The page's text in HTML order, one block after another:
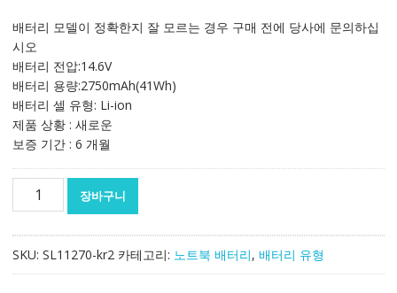
격:
격:
배터리 모델이 정확한지 잘 모르는 경우 구매 전에 당사에 문의하십
시오
배터리 전압:14.6V
배터리 용량:2750mAh(41Wh)
배터리 셀 유형: Li-ion
제품 상황 : 새로운
보증 기간 : 6 개월
터
장바구니
SKU: SL11270-kr2 카테고리: 노트북 배터리, 배터리 유형